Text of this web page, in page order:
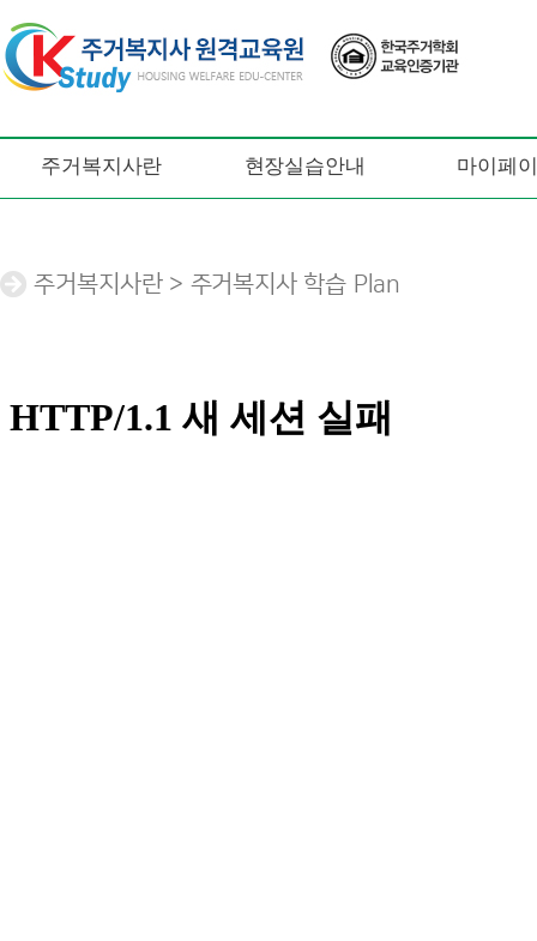
주거복지사란 현장실습안내 마이페
주거복지사란 > 주거복지사 학습 Plan